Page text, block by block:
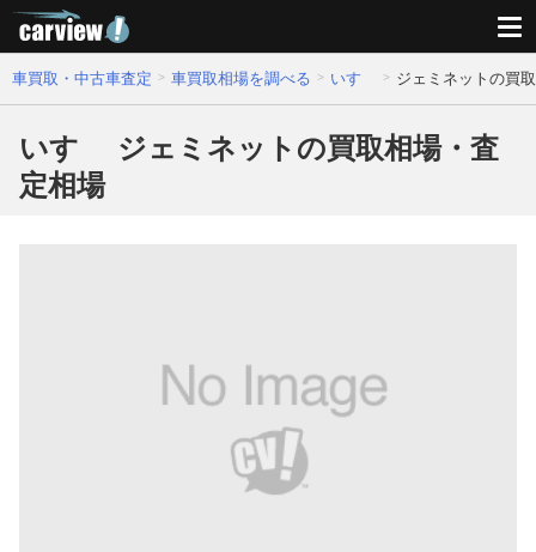
車買取・中古車査定 車買取相場を調べる いすゞ ジェミネットの買
いすゞ ジェミネットの買取相場・査
定相場